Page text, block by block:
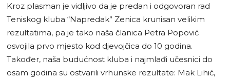
Kroz plasman je vidljivo da je predan i odgovoran rad
Teniskog kluba “Napredak” Zenica krunisan velikim
rezultatima, pa je tako naša članica Petra Popović
osvojila prvo mjesto kod djevojčica do 10 godina.
Također, naša budućnost kluba i najmlađi učesnici do
osam godina su ostvarili vrhunske rezultate: Mak Lihić,